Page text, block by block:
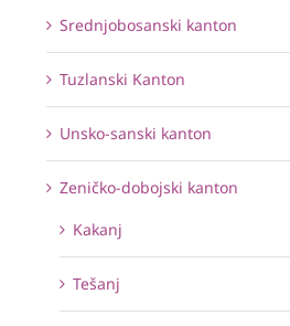
Srednjobosanski kanton
Tuzlanski Kanton
Unsko-sanski kanton
Zeničko-dobojski kanton
Kakanj
Tešanj